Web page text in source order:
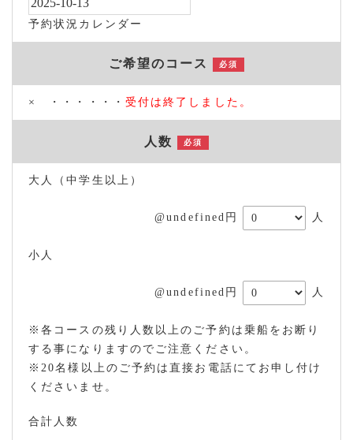
予約状況カレンダー
ご希望のコース 必須
× ・・・・・・ 受付は終了しました。
人数 必須
大人（中学生以上）
@undefined円 人
小人
@undefined円 人
※各コースの残り人数以上のご予約は乗船をお断り
する事になりますのでご注意ください。
※20名様以上のご予約は直接お電話にてお申し付け
くださいませ。
合計人数